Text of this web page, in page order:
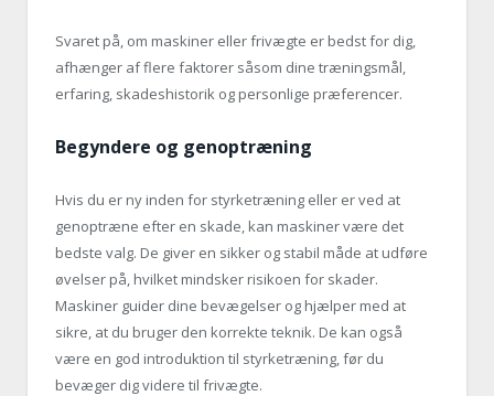
Svaret på, om maskiner eller frivægte er bedst for dig,
afhænger af flere faktorer såsom dine træningsmål,
erfaring, skadeshistorik og personlige præferencer.
Begyndere og genoptræning
Hvis du er ny inden for styrketræning eller er ved at
genoptræne efter en skade, kan maskiner være det
bedste valg. De giver en sikker og stabil måde at udføre
øvelser på, hvilket mindsker risikoen for skader.
Maskiner guider dine bevægelser og hjælper med at
sikre, at du bruger den korrekte teknik. De kan også
være en god introduktion til styrketræning, før du
bevæger dig videre til frivægte.